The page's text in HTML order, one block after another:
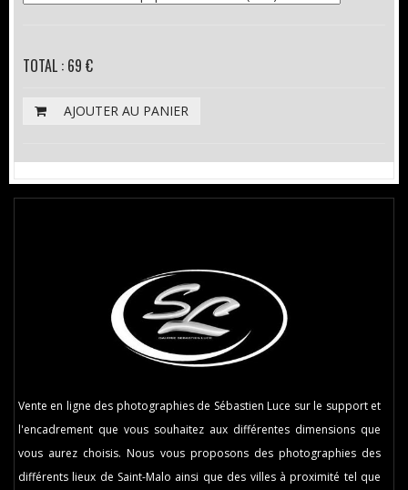
TOTAL : 69 €
AJOUTER AU PANIER
Vente en ligne des photographies de Sébastien Luce sur le support et
l'encadrement que vous souhaitez aux différentes dimensions que
vous aurez choisis. Nous vous proposons des photographies des
différents lieux de Saint-Malo ainsi que des villes à proximité tel que